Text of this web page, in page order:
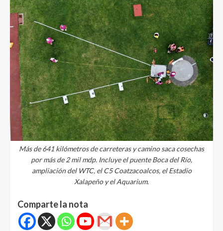
Más de 641 kilómetros de carreteras y camino saca cosechas
por más de 2 mil mdp. Incluye el puente Boca del Río,
ampliación del WTC, el C5 Coatzacoalcos, el Estadio
Xalapeño y el Aquarium.
Comparte la nota